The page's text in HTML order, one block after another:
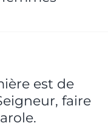
est de
faire